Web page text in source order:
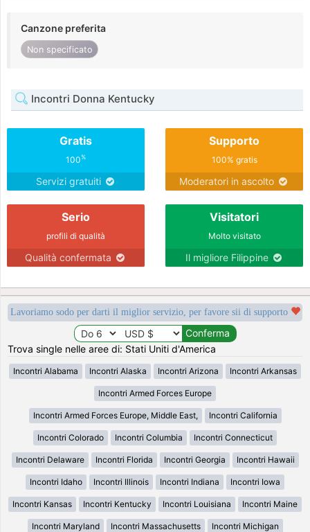
Canzone preferita
Non specificato
Incontri Donna Kentucky
Gratis
100%
Servizi gratuiti
Supporto
100% gratis
Moderatori in ascolto
Serio
profili di qualità
Qualità confermata
Visitatori
Molto visitato
Il migliore Filippine
Lavoriamo sodo per darti il miglior servizio, per favore sii di supporto
Trova single nelle aree di: Stati Uniti d'America
Incontri Alabama Incontri Alaska Incontri Arizona Incontri Arkansas
Incontri Armed Forces Europe
Incontri Armed Forces Europe, Middle East, Incontri California
Incontri Colorado Incontri Columbia Incontri Connecticut
Incontri Delaware Incontri Florida Incontri Georgia Incontri Hawaii
Incontri Idaho Incontri Illinois Incontri Indiana Incontri Iowa
Incontri Kansas Incontri Kentucky Incontri Louisiana Incontri Maine
Incontri Maryland Incontri Massachusetts Incontri Michigan